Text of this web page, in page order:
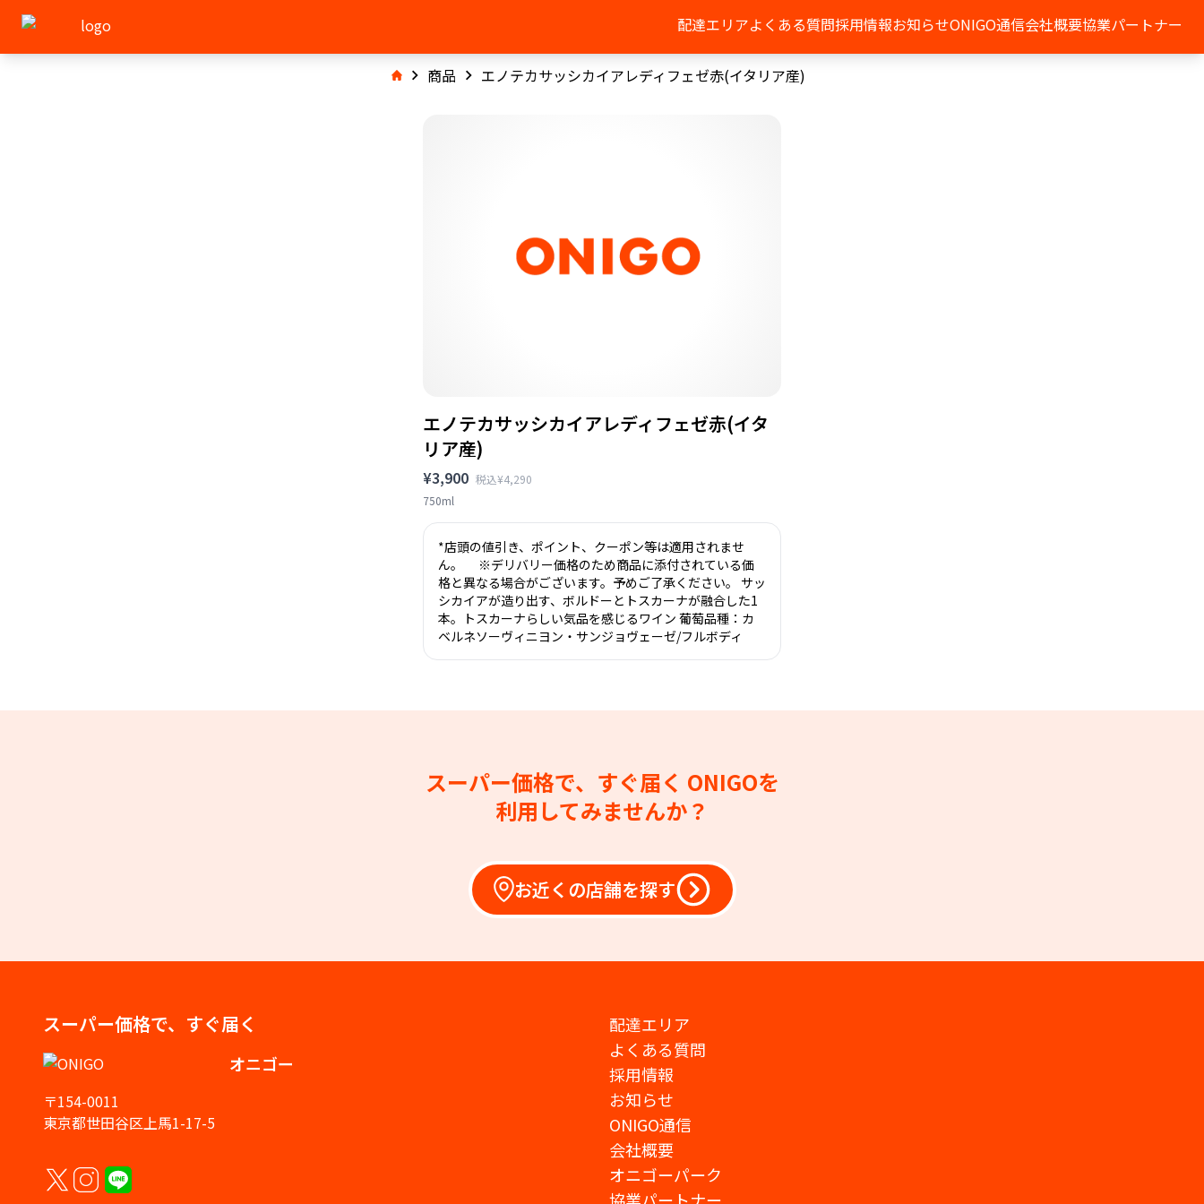
配達エリアよくある質問採用情報お知らせONIGO通信会社概要協業パートナー
商品 エノテカサッシカイアレディフェゼ赤(イタリア産)
エノテカサッシカイアレディフェゼ赤(イタ
リア産)
¥3,900 税込¥4,290
750ml
*店頭の値引き、ポイント、クーポン等は適用されませ
ん。 ※デリバリー価格のため商品に添付されている価
格と異なる場合がございます。予めご了承ください。 サッ
シカイアが造り出す、ボルドーとトスカーナが融合した1
本。トスカーナらしい気品を感じるワイン 葡萄品種：カ
ベルネソーヴィニヨン・サンジョヴェーゼ/フルボディ
スーパー価格で、すぐ届く ONIGOを
利用してみませんか？
お近くの店舗を探す
スーパー価格で、すぐ届く
オニゴー
〒154-0011
東京都世田谷区上馬1-17-5
配達エリア
よくある質問
採用情報
お知らせ
ONIGO通信
会社概要
オニゴーパーク
協業パートナー